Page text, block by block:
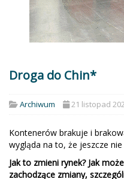
Droga do Chin*
Archiwum 21 listopad
Kontenerów brakuje i
wygląda na to, że jeszcze
Jak to zmieni rynek? Jak
zachodzące zmiany,